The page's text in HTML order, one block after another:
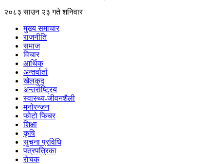
२०८३ साउन २३ गते शनिवार
मुख्य समाचार
राजनीति
समाज
विचार
आर्थिक
अन्तर्वार्ता
खेलकुद
अन्तर्राष्ट्रिय
स्वास्थ्य-जीवनशैली
मनोरन्जन
फोटो फिचर
शिक्षा
कृषि
सुचना प्रविधि
पत्रपत्रिका
रोचक